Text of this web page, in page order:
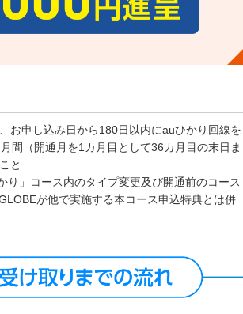
お申し込み日から180日以内にauひかり回線を
間（開通月を1カ月目として36カ月目の末日ま
と
り」コース内のタイプ変更及び開通前のコース
が他で実施する本コース申込特典とは併